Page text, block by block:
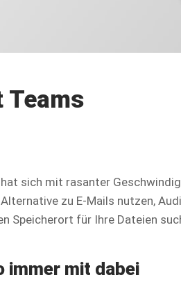
Teams
sich mit rasanter
zu E-Mails nutzen,
Speicherort für Ihre Dateien
immer mit dabei